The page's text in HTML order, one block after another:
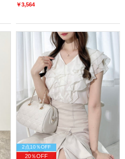
￥3,564
2点10％OFF
20％OFF